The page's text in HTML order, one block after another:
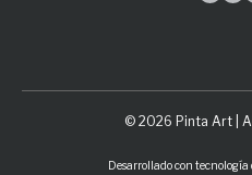
© 2026 Pinta Art |